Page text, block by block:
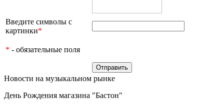
Введите символы с
картинки*
* - обязательные поля
Новости на музыкальном рынке
День Рождения магазина "Бастон"